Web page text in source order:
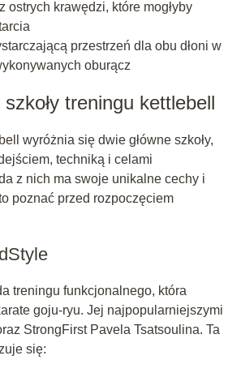
ostrych krawędzi, które mogłyby
przestrzeń dla obu dłoni w
oburącz
szkoły treningu kettlebell
wyróżnia się dwie główne szkoły,
techniką i celami
z nich ma swoje unikalne cechy i
poznać przed rozpoczęciem
treningu funkcjonalnego, która
goju-ryu. Jej najpopularniejszymi
StrongFirst Pavela Tsatsoulina. Ta
się: